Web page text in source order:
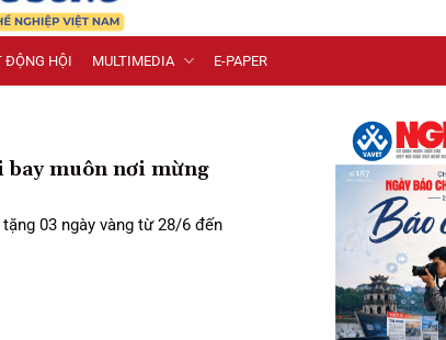
ĐỘNG HỘI MULTIMEDIA E-PAPER
bay muôn nơi mừng
03 ngày vàng từ 28/6 đến